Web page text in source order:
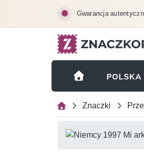
Gwarancja
POLSKA
Znaczki